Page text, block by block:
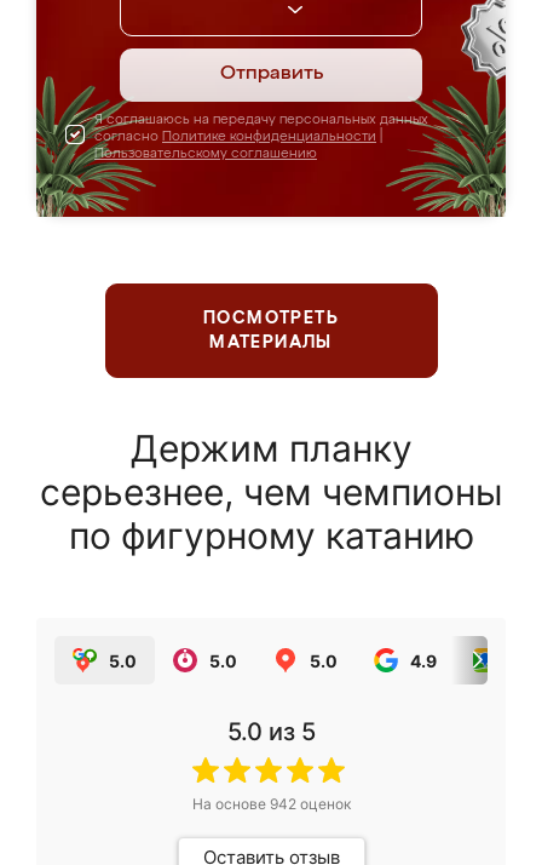
Отправить
Я соглашаюсь на передачу персональных данных
согласно Политике конфиденциальности
Пользовательскому соглашению
ПОСМОТРЕТЬ
МАТЕРИАЛЫ
Держим планку
серьезнее, чем чемпионы
по фигурному катанию
5.0 5.0 5.0 4.9
5.0 из 5
На основе 942оценок
Оставить отзыв